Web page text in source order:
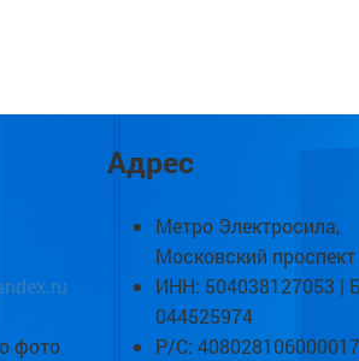
фото
Адрес
Метро Электросила,
Московский
ИНН: 504038127053 |
044525974
Р/С: